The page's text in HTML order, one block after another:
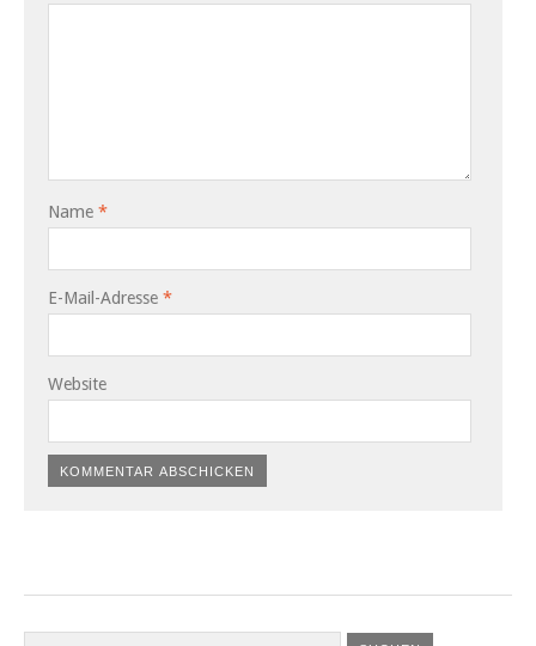
Name *
E-Mail-Adresse *
Website